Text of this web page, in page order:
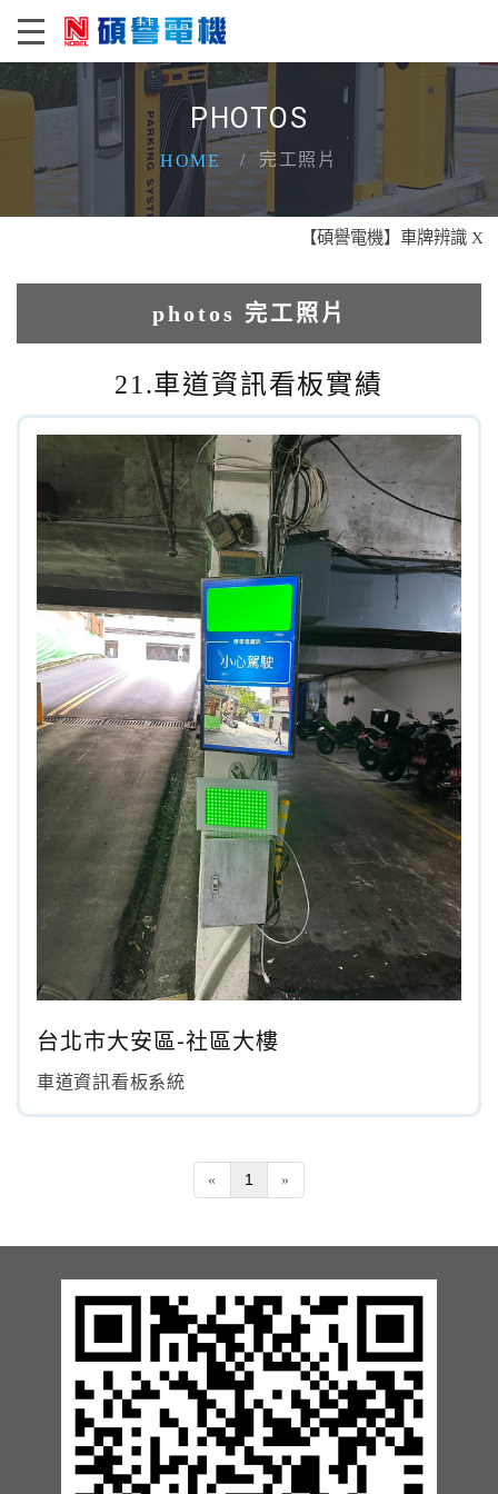
PHOTOS
HOME 完工照片
【碩譽電機】車牌辨識 X
photos 完工照片
1.人臉辨識系統實績
3.車牌辨識收費系統實績
4.車牌辨識收費系統-客製化實績
5.停車收費系統系列實績
6.停車收費系統-地閘式實績
7.人員管制機系列實績
8.長距離讀卡機系列實績
9.車位在席導引系列實績
10.反向尋車系統實績
11.周邊配備-紅綠燈實績
12.周邊配備-滿車燈箱實績
13.周邊配備-防撞條實績
14.邊配備-車輪檔實績
17.周邊配備-方向指示實績
20.智能汽機車充電樁設備實績
21.車道資訊看板實績
21.車道資訊看板實績
台北市大安區-社區大樓
車道資訊看板系統
« 1 »